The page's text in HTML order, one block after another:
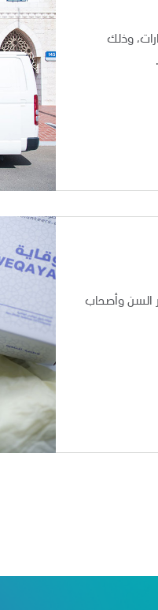
الإمارات، وذلك
السن وأصحاب